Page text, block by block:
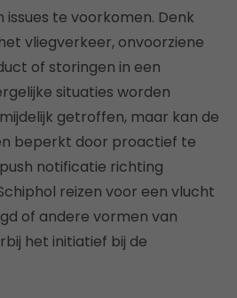
te voorkomen. Denk
vliegverkeer, onvoorziene
of storingen in een
situaties worden
getroffen, maar kan de
beperkt door proactief te
notificatie richting
reizen voor een vlucht
of andere vormen van
het initiatief bij de